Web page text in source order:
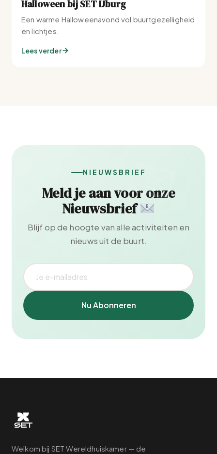
Halloween bij SET IJburg
Een warme Halloweenavond vol buurtgezelligheid
en lichtjes.
Lees verder
NIEUWSBRIEF
Meld je aan voor onze
Nieuwsbrief
Blijf op de hoogte van alle activiteiten en
nieuws uit de buurt.
Nu Abonneren
Welkom bij SET Wereldhuiskamer — de